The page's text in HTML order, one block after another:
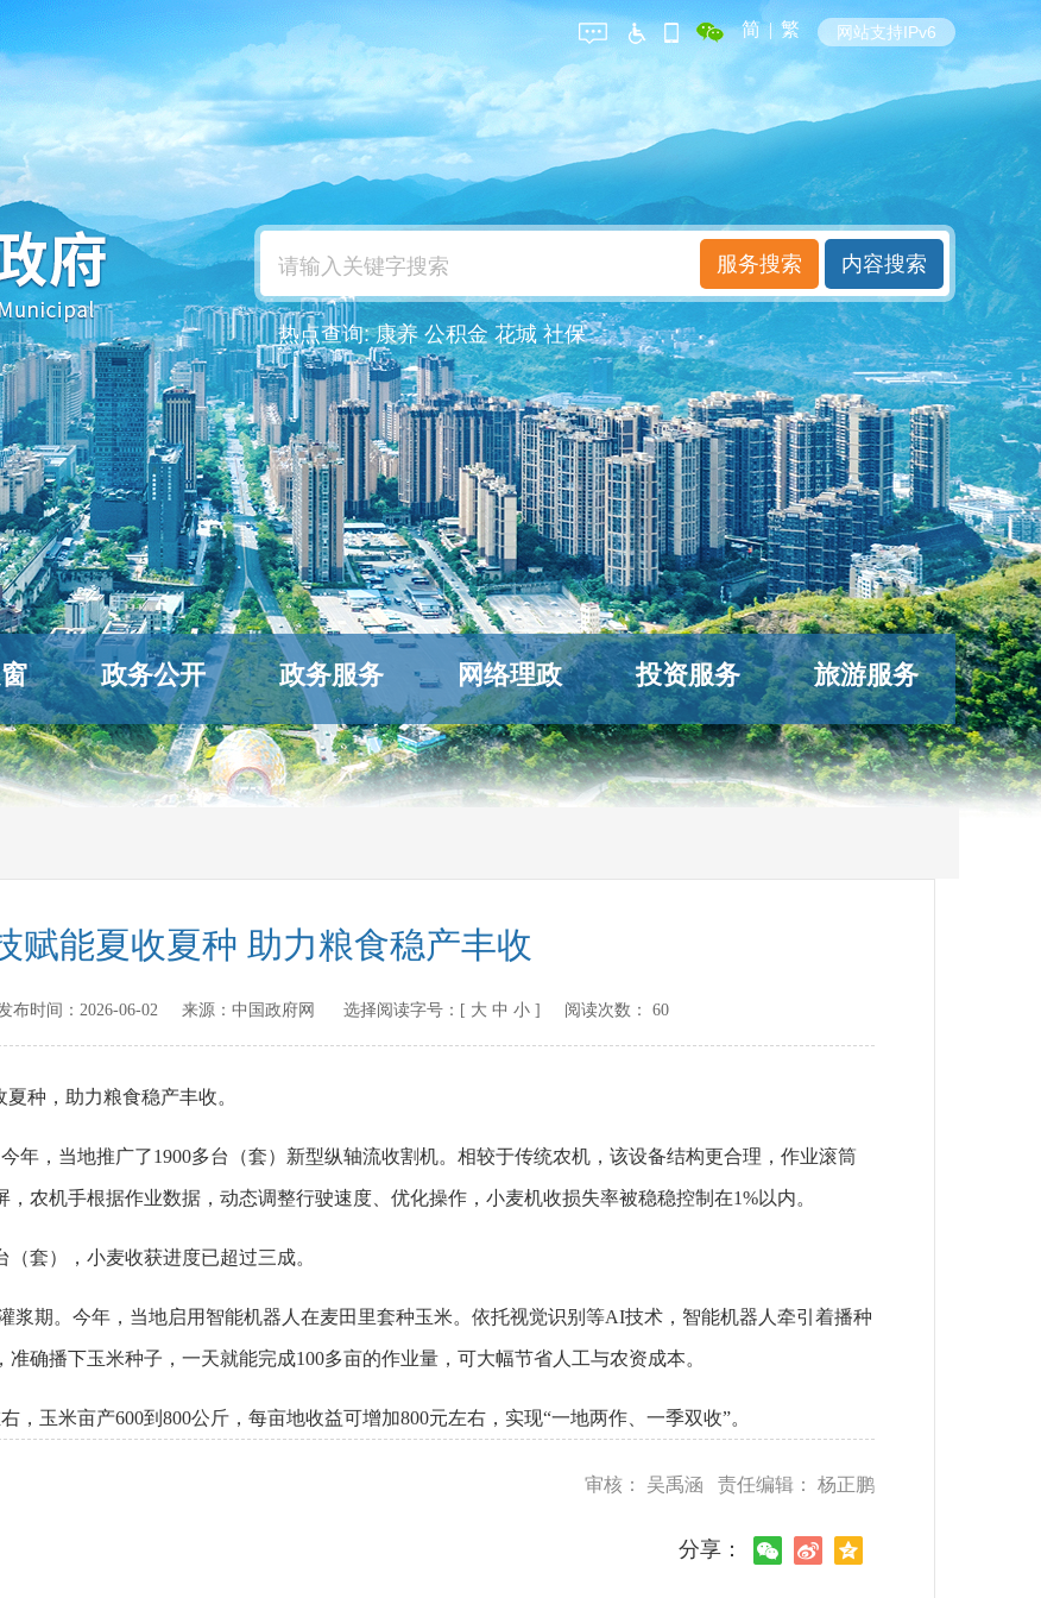
简 | 繁 网站支持IPv6
热点查询:康养 公积金 花城 社保
政务公开 政务服务 网络理政 投资服务 旅游服务
赋能夏收夏种 助力粮食稳产丰收
布时间： 2026-06-02来源： 中国政府网 选择阅读字号：[ 大 中 小] 阅读次数： 60
种，助力粮食稳产丰收。
年，当地推广了1900多台（套）新型纵轴流收割机。相较于传统农机，该设备结构更合理，作业滚筒
农机手根据作业数据，动态调整行驶速度、优化操作，小麦机收损失率被稳稳控制在1%以内。
套），小麦收获进度已超过三成。
浆期。今年，当地启用智能机器人在麦田里套种玉米。依托视觉识别等AI技术，智能机器人牵引着播种
确播下玉米种子，一天就能完成100多亩的作业量，可大幅节省人工与农资成本。
，玉米亩产600到800公斤，每亩地收益可增加800元左右，实现“一地两作、一季双收”。
审核： 吴禹涵 责任编辑： 杨正鹏
分享：